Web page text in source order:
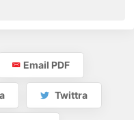
Email PDF
Twittra